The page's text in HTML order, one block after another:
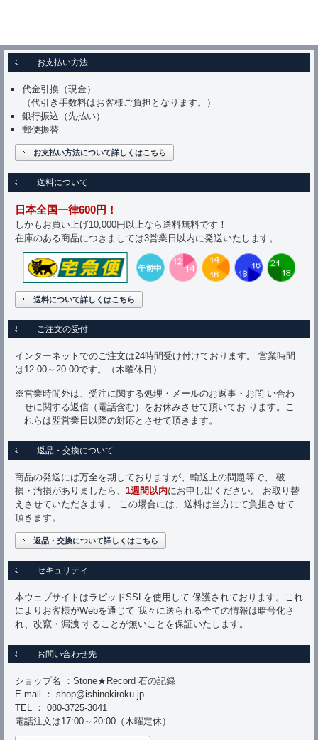
お支払い方法
代金引換（現金）
（代引き手数料はお客様ご負担となります。）
銀行振込（先払い）
郵便振替
お支払い方法について詳しくはこちら
送料について
日本全国一律600円！
しかもお買い上げ10,000円以上なら送料無料です！
在庫のある商品につきましては3営業日以内に発送いたします。
送料について詳しくはこちら
ご注文の受付
インターネットでのご注文は24時間受け付けております。 営業時間
は12:00～20:00です。（木曜休日）
※営業時間外は、受注に関する処理・メールのお返事・お問 い合わ
せに関する返信（電話含む）をお休みさせて頂いてお ります。こ
れらは翌営業日以降の対応とさせて頂きます。
返品・交換について
商品の発送には万全を期しておりますが、輸送上の問題等で、 破
損・汚損がありましたら、 1週間以内にお申し出ください。 お取り替
えさせていただきます。 この場合には、送料は当方にて負担させて
頂きます。
返品・交換について詳しくはこちら
セキュリティ
本ウェブサイトはラピッドSSLを使用して 保護されております。これ
によりお客様がWebを通じて 我々に送られる全ての情報は暗号化さ
れ、改竄・漏洩 することが無いことを保証いたします。
お問い合わせ先
ショップ名 ：Stone★Record 石の記録
E-mail ： shop@ishinokiroku.jp
TEL ： 080-3725-3041
電話注文は17:00～20:00（木曜定休）